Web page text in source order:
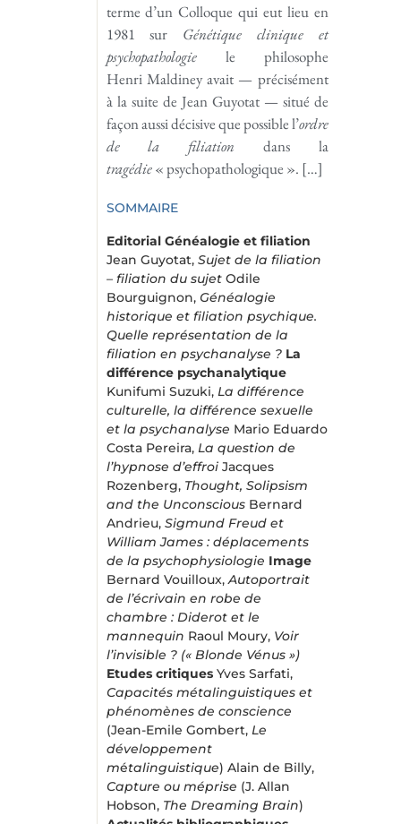
terme d’un Colloque qui eut lieu en
1981 sur Génétique clinique et
psychopathologiele philosophe
Henri Maldiney avait — précisément
à la suite de Jean Guyotat — situé de
façon aussi décisive que possible l’ordre
de la filiation dans la
tragédie« psychopathologique ». […]
SOMMAIRE
Editorial Généalogie et filiation
Jean Guyotat, Sujet de la filiation
– filiation du sujet Odile
Bourguignon, Généalogie
historique et filiation psychique.
Quelle représentation de la
filiation en psychanalyse ? La
différence psychanalytique
Kunifumi Suzuki, La différence
culturelle, la différence sexuelle
et la psychanalyse Mario Eduardo
Costa Pereira, La question de
l’hypnose d’effroi Jacques
Rozenberg, Thought, Solipsism
and the Unconscious Bernard
Andrieu, Sigmund Freud et
William James : déplacements
de la psychophysiologie Image
Bernard Vouilloux,Autoportrait
de l’écrivain en robe de
chambre : Diderot et le
mannequin Raoul Moury, Voir
l’invisible ? (« Blonde Vénus »)
Etudes critiques Yves Sarfati,
Capacités métalinguistiques et
phénomènes de conscience
(Jean-Emile Gombert, Le
développement
métalinguistique) Alain de Billy,
Capture ou méprise (J. Allan
Hobson, The Dreaming Brain)